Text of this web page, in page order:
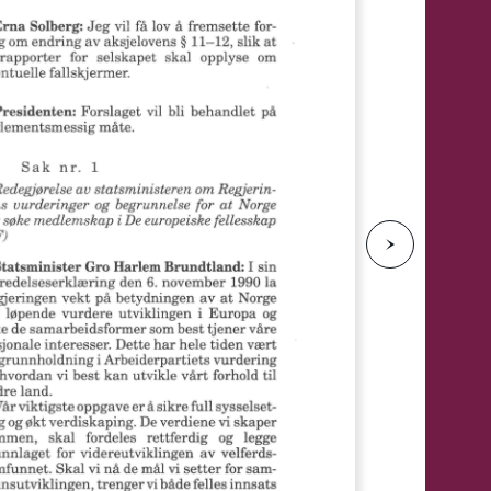
N
e
s
t
e
s
i
d
e